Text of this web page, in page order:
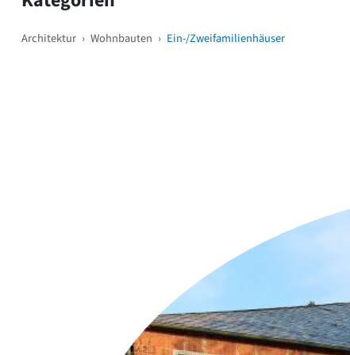
Architektur › Wohnbauten › Ein-/Zweifamilienhäuser